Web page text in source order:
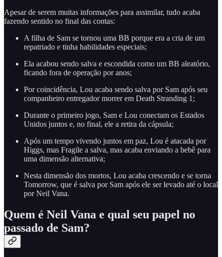
Apesar de serem muitas informações para assimilar, tudo acaba
fazendo sentido no final das contas:
A filha de Sam se tornou uma BB porque era a cria de um
repatriado e tinha habilidades especiais;
Ela acabou sendo salva e escondida como um BB aleatório,
ficando fora de operação por anos;
Por coincidência, Lou acaba sendo salva por Sam após seu
companheiro entregador morrer em Death Stranding 1;
Durante o primeiro jogo, Sam e Lou conectam os Estados
Unidos juntos e, no final, ele a retira da cápsula;
Após um tempo vivendo juntos em paz, Lou é atacada por
Higgs, mas Fragile a salva, mas acaba enviando a bebê para
uma dimensão alternativa;
Nesta dimensão dos mortos, Lou acaba crescendo e se torna
Tomorrow, que é salva por Sam após ele ser levado até o local
por Neil Vana.
Quem é Neil Vana e qual seu papel no
passado de Sam?